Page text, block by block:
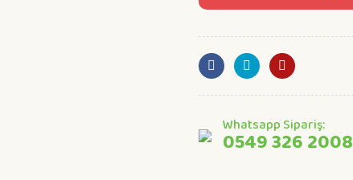
Whatsapp Sipariş:
0549 326 2008